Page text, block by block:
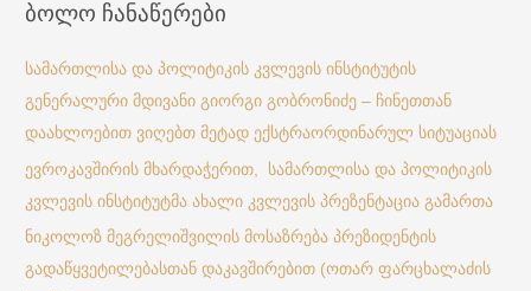
ბოლო ჩანაწერები
სამართლისა და პოლიტიკის კვლევის ინსტიტუტის
გენერალური მდივანი გიორგი გობრონიძე – ჩინეთთან
დაახლოებით ვიღებთ მეტად ექსტრაორდინარულ სიტუაციას
ევროკავშირის მხარდაჭერით, სამართლისა და პოლიტიკის
კვლევის ინსტიტუტმა ახალი კვლევის პრეზენტაცია გამართა
ნიკოლოზ მეგრელიშვილის მოსაზრება პრეზიდენტის
გადაწყვეტილებასთან დაკავშირებით (ოთარ ფარცხალაძის